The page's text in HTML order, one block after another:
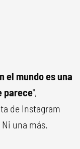
el mundo es una
parece",
de Instagram
una más.